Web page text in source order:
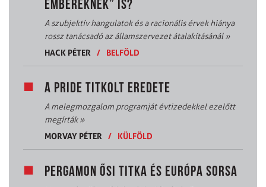
EMBEREKNEK” IS?
A szubjektív hangulatok és a racionális érvek hiánya
rossz tanácsadó az államszervezet átalakításánál»
HACK PÉTER
/ BELFÖLD
A PRIDE TITKOLT EREDETE
A melegmozgalom programját évtizedekkel ezelőtt
megírták»
MORVAY PÉTER
/ KÜLFÖLD
PERGAMON ŐSI TITKA ÉS EURÓPA SORSA